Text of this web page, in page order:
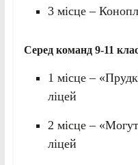
3 місце –
Серед команд 9-11
1 місце –
ліцей
2 місце –
ліцей